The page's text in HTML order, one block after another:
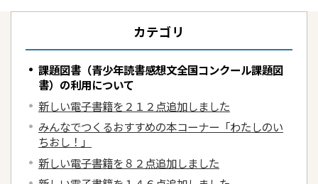
カテゴリ
課題図書（青少年読書感想文全国コンクール課題図
書）の利用について
新しい電子書籍を２１２点追加しました
みんなでつくるおすすめの本コーナー「わたしのい
ちおし！」
新しい電子書籍を８２点追加しました